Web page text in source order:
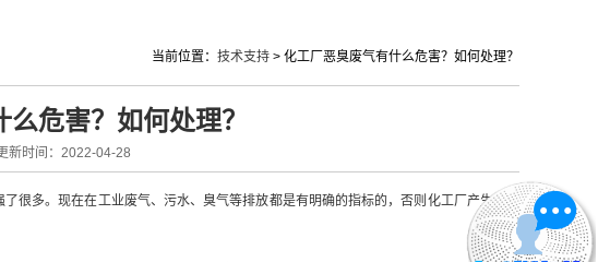
当前位置： 技术支持 > 化工厂恶臭废气有什么危害？如何处理？
危害？如何处理？
新时间：2022-04-28
很多。现在在工业废气、污水、臭气等排放都是有明确的指标的，否则化工厂产生的废